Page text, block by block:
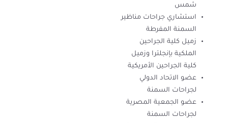
شمس
استشاري جراحات مناظير
السمنة المفرطة
زميل كلية الجراحين
الملكية بإنجلترا وزميل
كلية الجراحين الأمريكية
عضو الاتحاد الدولي
لجراحات السمنة
عضو الجمعية المصرية
لجراحات السمنة